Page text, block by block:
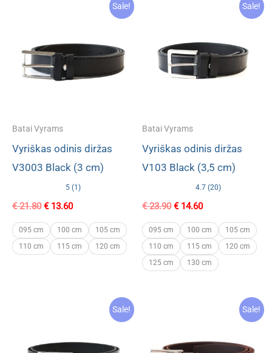
Sale!
Batai Vyrams
Vyriškas odinis diržas
V3003 Black (3 cm)
5 (1)
€21.80 Original
was:
€ 21.80.
€13.60Current
is:
€ 13.60.
095 cm 100 cm
105 cm
110 cm
115 cm 120 cm
Sale!
Batai Vyrams
Vyriškas odinis diržas
V103 Black (3,5 cm)
4.7 (20)
€23.90 Original
was:
€ 23.90.
€14.60Current
is:
€ 14.60.
095 cm 100 cm
105 cm
110 cm
115 cm
120 cm
125 cm
130 cm
Sale! Sale!